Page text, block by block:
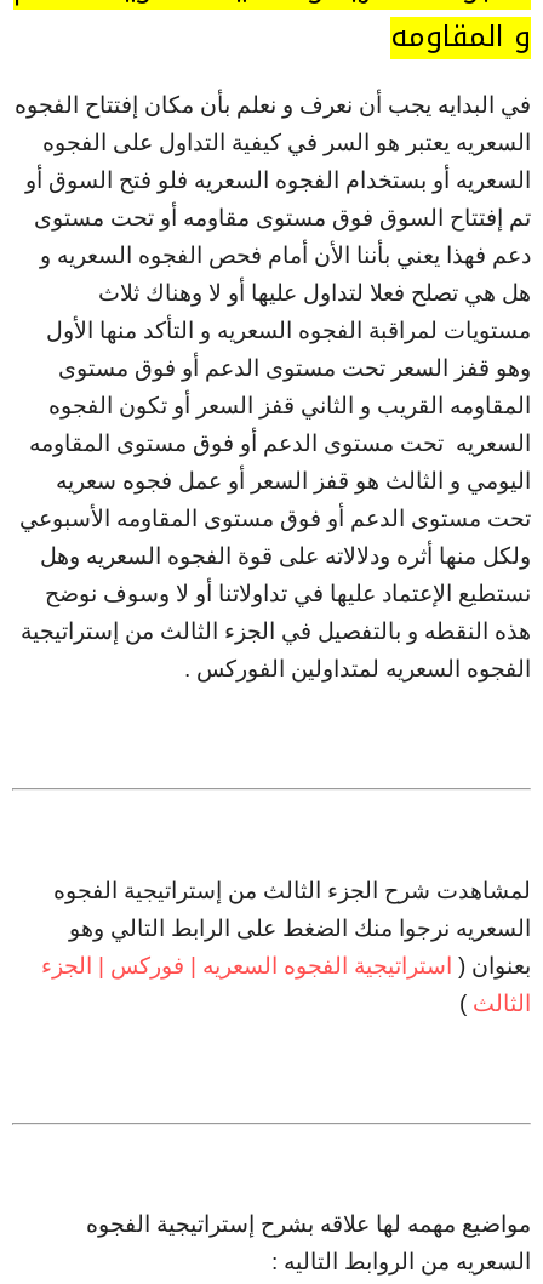
و المقاومه
في البدايه يجب أن نعرف و نعلم بأن مكان إفتتاح الفجوه
السعريه يعتبر هو السر في كيفية التداول على الفجوه
السعريه أو بستخدام الفجوه السعريه فلو فتح السوق أو
تم إفتتاح السوق فوق مستوى مقاومه أو تحت مستوى
دعم فهذا يعني بأننا الأن أمام فحص الفجوه السعريه و
هل هي تصلح فعلا لتداول عليها أو لا وهناك ثلاث
مستويات لمراقبة الفجوه السعريه و التأكد منها الأول
وهو قفز السعر تحت مستوى الدعم أو فوق مستوى
المقاومه القريب و الثاني قفز السعر أو تكون الفجوه
السعريه تحت مستوى الدعم أو فوق مستوى المقاومه
اليومي و الثالث هو قفز السعر أو عمل فجوه سعريه
تحت مستوى الدعم أو فوق مستوى المقاومه الأسبوعي
ولكل منها أثره ودلالاته على قوة الفجوه السعريه وهل
نستطيع الإعتماد عليها في تداولاتنا أو لا وسوف نوضح
هذه النقطه و بالتفصيل في الجزء الثالث من إستراتيجية
الفجوه السعريه لمتداولين الفوركس .
لمشاهدت شرح الجزء الثالث من إستراتيجية الفجوه
السعريه نرجوا منك الضغط على الرابط التالي وهو
بعنوان ( استراتيجية الفجوه السعريه | فوركس | الجزء
الثالث )
مواضيع مهمه لها علاقه بشرح إستراتيجية الفجوه
السعريه من الروابط التاليه :